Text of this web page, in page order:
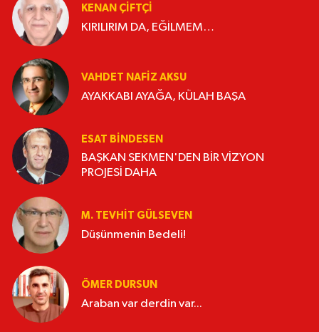
KENAN ÇİFTÇİ
KIRILIRIM DA, EĞİLMEM…
VAHDET NAFIZ AKSU
AYAKKABI AYAĞA, KÜLAH BAŞA
ESAT BİNDESEN
BAŞKAN SEKMEN'DEN BİR VİZYON
PROJESİ DAHA
M. TEVHIT GÜLSEVEN
Düşünmenin Bedeli!
ÖMER DURSUN
Araban var derdin var...